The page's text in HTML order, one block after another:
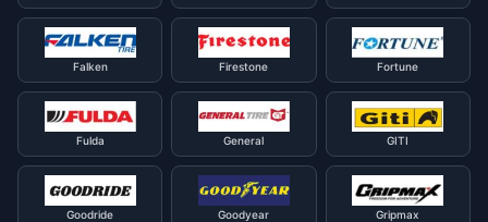
Falken Firestone Fortune
Fulda General GITI
Goodride Goodyear Gripmax